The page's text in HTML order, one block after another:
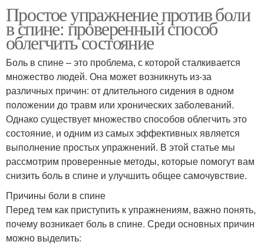
Простое упражнение против боли
в спине: проверенный способ
облегчить состояние
Боль в спине – это проблема, с которой сталкивается
множество людей. Она может возникнуть из-за
различных причин: от длительного сидения в одном
положении до травм или хронических заболеваний.
Однако существует множество способов облегчить это
состояние, и одним из самых эффективных является
выполнение простых упражнений. В этой статье мы
рассмотрим проверенные методы, которые помогут вам
снизить боль в спине и улучшить общее самочувствие.
Причины боли в спине
Перед тем как приступить к упражнениям, важно понять,
почему возникает боль в спине. Среди основных причин
можно выделить: